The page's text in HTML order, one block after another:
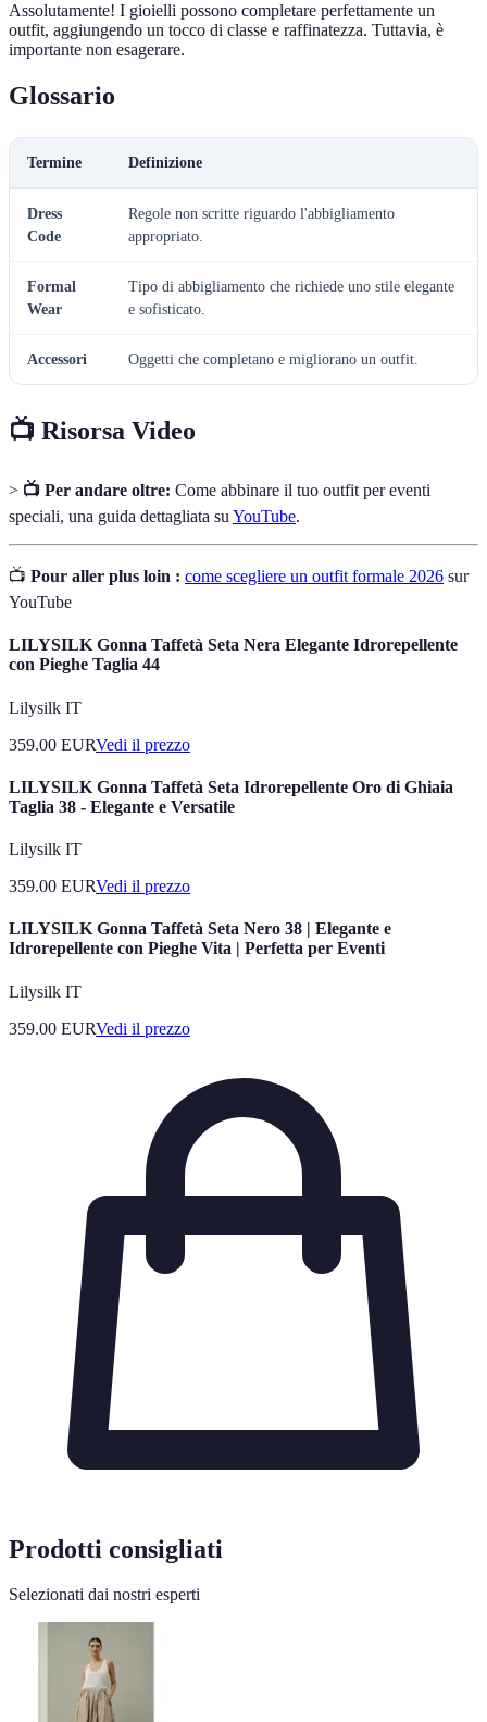
Assolutamente! I gioielli possono completare perfettamente un
outfit, aggiungendo un tocco di classe e raffinatezza. Tuttavia, è
importante non esagerare.
Glossario
Termine Definizione
Dress
Code
Regole non scritte riguardo l'abbigliamento
appropriato.
Formal
Wear
Tipo di abbigliamento che richiede uno stile elegante
e sofisticato.
Accessori Oggetti che completano e migliorano un outfit.
📺 Risorsa Video
> 📺 Per andare oltre: Come abbinare il tuo outfit per eventi
speciali, una guida dettagliata su YouTube.
📺 Pour aller plus loin : come scegliere un outfit formale 2026 sur
YouTube
LILYSILK Gonna Taffetà Seta Nera Elegante Idrorepellente
con Pieghe Taglia 44
Lilysilk IT
359.00 EURVedi il prezzo
LILYSILK Gonna Taffetà Seta Idrorepellente Oro di Ghiaia
Taglia 38 - Elegante e Versatile
Lilysilk IT
359.00 EURVedi il prezzo
LILYSILK Gonna Taffetà Seta Nero 38 | Elegante e
Idrorepellente con Pieghe Vita | Perfetta per Eventi
Lilysilk IT
359.00 EURVedi il prezzo
Prodotti consigliati
Selezionati dai nostri esperti